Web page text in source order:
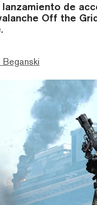
lanzamiento de
Off the
Beganski